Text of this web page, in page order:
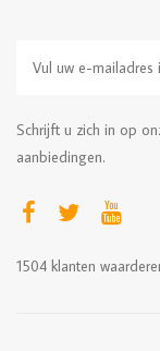
Schrijft u zich in op
aanbiedingen.
1504 klanten